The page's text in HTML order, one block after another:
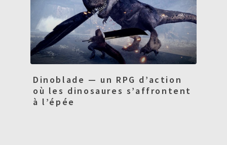
Dinoblade — un RPG d’action
où les dinosaures s’affrontent
à l’épée